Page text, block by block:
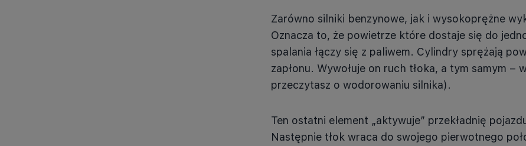
Zarówno silniki benzynowe, jak i wysokoprężne
Oznacza to, że powietrze które dostaje się do
spalania łączy się z paliwem. Cylindry sprężają
zapłonu. Wywołuje on ruch tłoka, a tym samym –
przeczytasz o wodorowaniu silnika).
Ten ostatni element „aktywuje” przekładnię
Następnie tłok wraca do swojego pierwotnego